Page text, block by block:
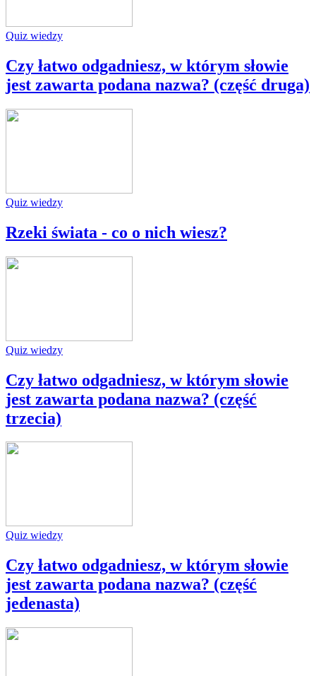
Quiz wiedzy
Czy łatwo odgadniesz, w którym słowie
jest zawarta podana nazwa? (część druga)
Quiz wiedzy
Rzeki świata - co o nich wiesz?
Quiz wiedzy
Czy łatwo odgadniesz, w którym słowie
jest zawarta podana nazwa? (część
trzecia)
Quiz wiedzy
Czy łatwo odgadniesz, w którym słowie
jest zawarta podana nazwa? (część
jedenasta)